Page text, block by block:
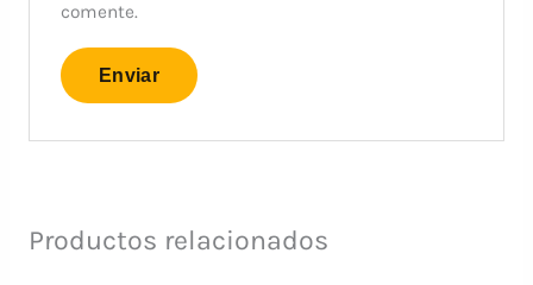
comente.
Productos relacionados